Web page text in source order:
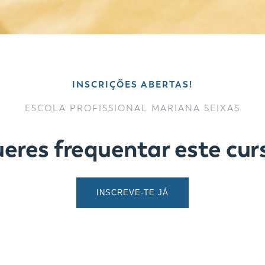
INSCRIÇÕES ABERTAS!
ESCOLA PROFISSIONAL MARIANA SEIXAS
frequentar este
INSCREVE-TE JÁ